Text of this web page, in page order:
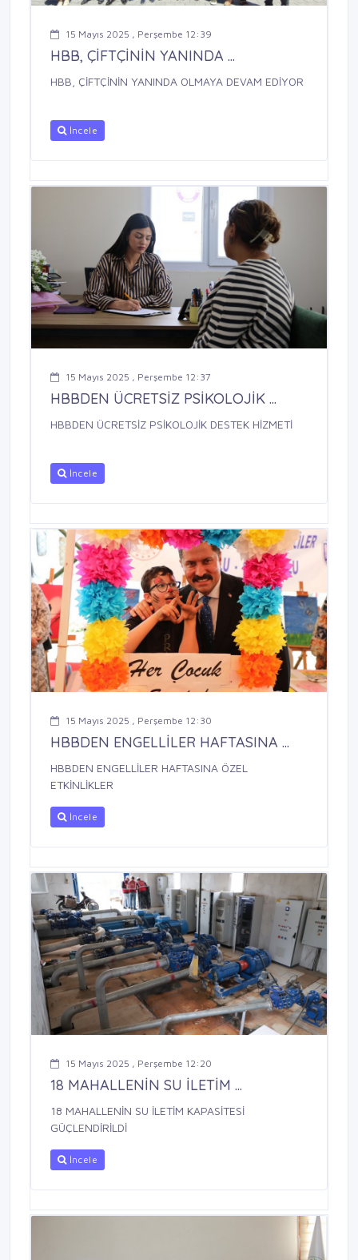
15 Mayıs 2025 , Perşembe 12:39
HBB, ÇİFTÇİNİN YANINDA ...
HBB, ÇİFTÇİNİN YANINDA OLMAYA DEVAM EDİYOR
İncele
15 Mayıs 2025 , Perşembe 12:37
HBBDEN ÜCRETSİZ PSİKOLOJİK ...
HBBDEN ÜCRETSİZ PSİKOLOJİK DESTEK HİZMETİ
İncele
15 Mayıs 2025 , Perşembe 12:30
HBBDEN ENGELLİLER HAFTASINA ...
HBBDEN ENGELLİLER HAFTASINA ÖZEL
ETKİNLİKLER
İncele
15 Mayıs 2025 , Perşembe 12:20
18 MAHALLENİN SU İLETİM ...
18 MAHALLENİN SU İLETİM KAPASİTESİ
GÜÇLENDİRİLDİ
İncele